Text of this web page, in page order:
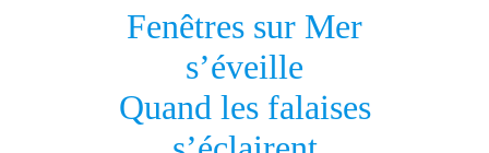
Fenêtres sur Mer
s’éveille
Quand les falaises